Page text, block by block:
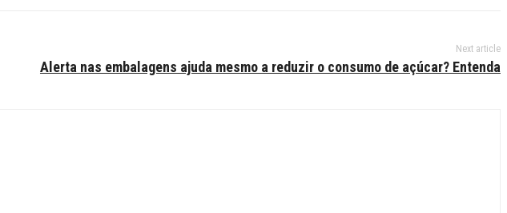
Next article
Alerta nas embalagens ajuda mesmo a reduzir o consumo de açúcar? Entenda